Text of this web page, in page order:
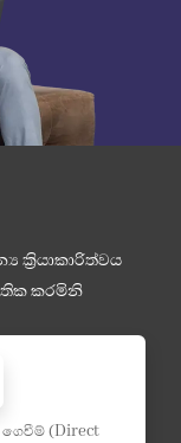
ක්‍රියාකාරිත්වය
කරමිනි
(Direct